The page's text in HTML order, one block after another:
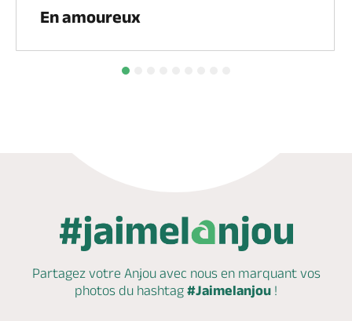
En amoureux
Partagez votre Anjou avec nous en marquantvos
photos du hashtag #Jaimelanjou !